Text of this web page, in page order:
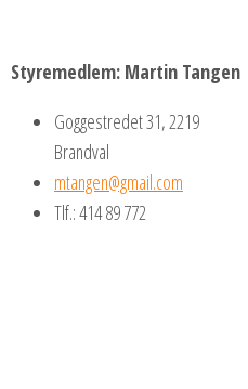
Styremedlem: Martin Tangen
Goggestredet 31, 2219
Brandval
mtangen@gmail.com
Tlf.: 414 89 772